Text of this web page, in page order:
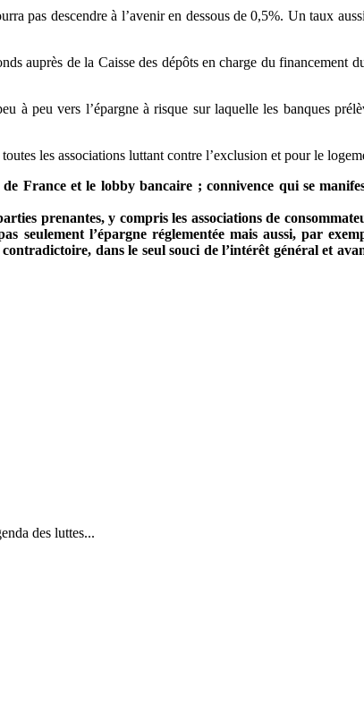
descendre à l’avenir en dessous de 0,5%. Un taux
auprès de la Caisse des dépôts en charge du financement
peu vers l’épargne à risque sur laquelle les banques
les associations luttant contre l’exclusion et pour le
France et le lobby bancaire ; connivence qui se
prenantes, y compris les associations de
l’épargne réglementée mais aussi, par
dans le seul souci de l’intérêt général et
des luttes...